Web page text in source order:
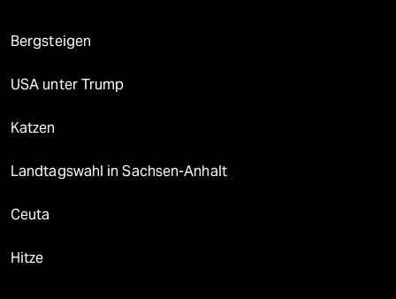
Bergsteigen
USA unter Trump
Katzen
Landtagswahl in Sachsen-Anhalt
Ceuta
Hitze